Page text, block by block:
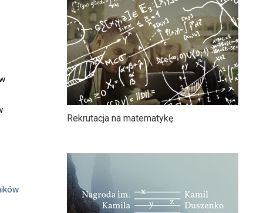
Rekrutacja na matematykę